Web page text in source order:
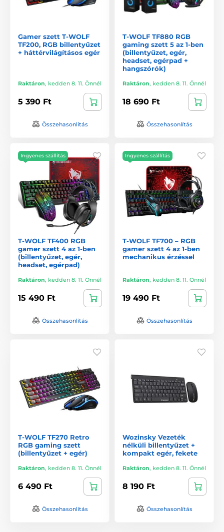
Gamer szett T-WOLF
TF200, RGB billentyűzet
+ háttérvilágításos egér
Raktáron, kedden 8. 11. Önnél
5 390 Ft
Összehasonlítás
T-WOLF TF880 RGB
gaming szett 5 az 1-ben
(billentyűzet, egér,
headset, egérpad +
hangszórók)
Raktáron, kedden 8. 11. Önnél
18 690 Ft
Összehasonlítás
Ingyenes szállítás
T-WOLF TF400 RGB
gamer szett 4 az 1-ben
(billentyűzet, egér,
headset, egérpad)
Raktáron, kedden 8. 11. Önnél
15 490 Ft
Összehasonlítás
Ingyenes szállítás
T-WOLF TF700 – RGB
gamer szett 4 az 1-ben
mechanikus érzéssel
Raktáron, kedden 8. 11. Önnél
19 490 Ft
Összehasonlítás
T-WOLF TF270 Retro
RGB gaming szett
(billentyűzet + egér)
Raktáron, kedden 8. 11. Önnél
6 490 Ft
Összehasonlítás
Wozinsky Vezeték
nélküli billentyűzet +
kompakt egér, fekete
Raktáron, kedden 8. 11. Önnél
8 190 Ft
Összehasonlítás